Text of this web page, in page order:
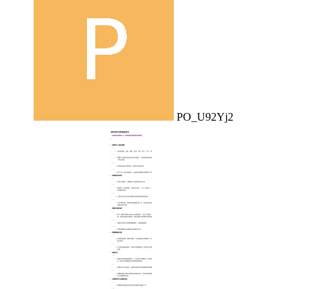
PO_U92Yj2